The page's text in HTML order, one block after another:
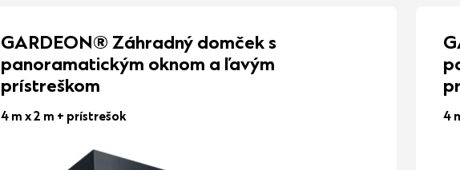
GARDEON® Záhradný domček s
panoramatickým oknom a ľavým
prístreškom
4 m x 2 m + prístrešok 4